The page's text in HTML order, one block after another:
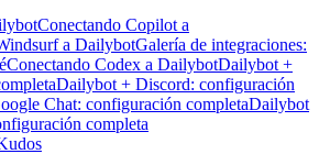
Conectando Copilot a
a DailybotGalería de integraciones:
Conectando Codex a DailybotDailybot +
Dailybot + Discord: configuración
Chat: configuración completaDailybot
completa